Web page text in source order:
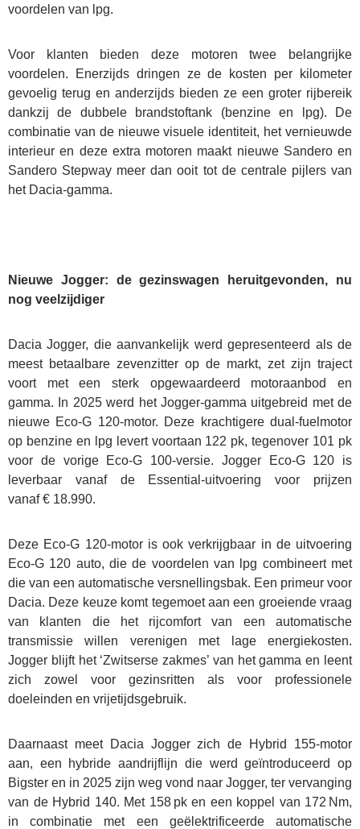
voordelen van lpg.
Voor klanten bieden deze motoren twee belangrijke
voordelen. Enerzijds dringen ze de kosten per kilometer
gevoelig terug en anderzijds bieden ze een groter rijbereik
dankzij de dubbele brandstoftank (benzine en lpg). De
combinatie van de nieuwe visuele identiteit, het vernieuwde
interieur en deze extra motoren maakt nieuwe Sandero en
Sandero Stepway meer dan ooit tot de centrale pijlers van
het Dacia-gamma.
Nieuwe Jogger: de gezinswagen heruitgevonden, nu
nog veelzijdiger
Dacia Jogger, die aanvankelijk werd gepresenteerd als de
meest betaalbare zevenzitter op de markt, zet zijn traject
voort met een sterk opgewaardeerd motoraanbod en
gamma. In 2025 werd het Jogger-gamma uitgebreid met de
nieuwe Eco-G 120-motor. Deze krachtigere dual-fuelmotor
op benzine en lpg levert voortaan 122 pk, tegenover 101 pk
voor de vorige Eco-G 100-versie. Jogger Eco-G 120 is
leverbaar vanaf de Essential-uitvoering voor prijzen
vanaf € 18.990.
Deze Eco-G 120-motor is ook verkrijgbaar in de uitvoering
Eco-G 120 auto, die de voordelen van lpg combineert met
die van een automatische versnellingsbak. Een primeur voor
Dacia. Deze keuze komt tegemoet aan een groeiende vraag
van klanten die het rijcomfort van een automatische
transmissie willen verenigen met lage energiekosten.
Jogger blijft het ‘Zwitserse zakmes’ van het gamma en leent
zich zowel voor gezinsritten als voor professionele
doeleinden en vrijetijdsgebruik.
Daarnaast meet Dacia Jogger zich de Hybrid 155-motor
aan, een hybride aandrijflijn die werd geïntroduceerd op
Bigster en in 2025 zijn weg vond naar Jogger, ter vervanging
van de Hybrid 140. Met 158 pk en een koppel van 172 Nm,
in combinatie met een geëlektrificeerde automatische